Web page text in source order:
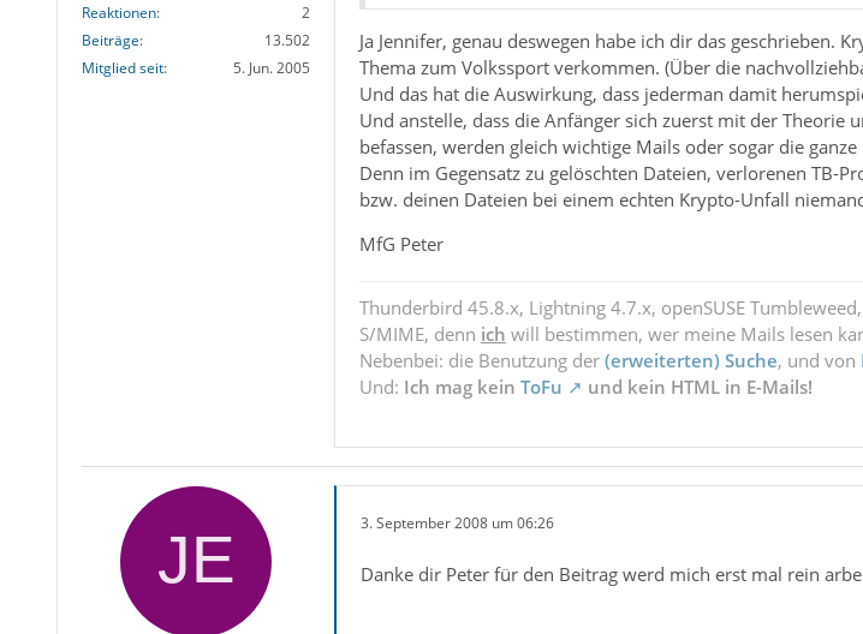
Reaktionen
2
Beiträge
13.502
Mitglied seit
5. Jun. 2005
Ja Jennifer, genau deswegen habe ich dir das geschrieben.
Thema zum Volkssport verkommen. (Über die
Und das hat die Auswirkung, dass jederman damit
Und anstelle, dass die Anfänger sich zuerst mit der
befassen, werden gleich wichtige Mails oder sogar die
Denn im Gegensatz zu gelöschten Dateien, verlorenen TB-
bzw. deinen Dateien bei einem echten Krypto-Unfall
MfG Peter
Thunderbird 45.8.x, Lightning 4.7.x, openSUSE
S/MIME, denn ich will bestimmen, wer meine Mails lesen
Nebenbei: die Benutzung der (erweiterten) Suche, und von
Und: Ich mag kein ToFu und kein HTML in E-Mails!
3. September 2008 um 06:26
Danke dir Peter für den Beitrag werd mich erst mal rein